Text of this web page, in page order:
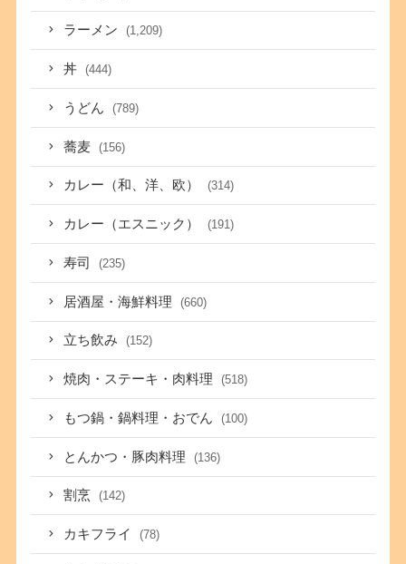
ラーメン (1,209)
丼 (444)
うどん (789)
蕎麦 (156)
カレー（和、洋、欧） (314)
カレー（エスニック） (191)
寿司 (235)
居酒屋・海鮮料理 (660)
立ち飲み (152)
焼肉・ステーキ・肉料理 (518)
もつ鍋・鍋料理・おでん (100)
とんかつ・豚肉料理 (136)
割烹 (142)
カキフライ (78)